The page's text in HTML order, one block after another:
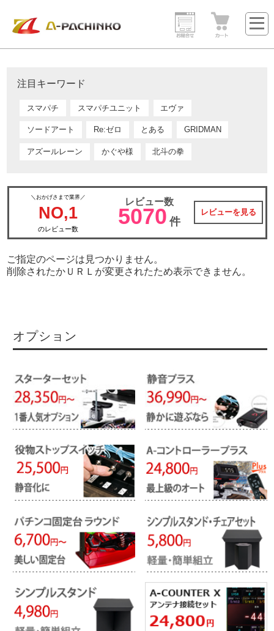
注目キーワード
スマパチ スマパチユニット エヴァ
ソードアート Re:ゼロ とある GRIDMAN
アズールレーン かぐや様 北斗の拳
＼おかげさまで業界／
NO,1
のレビュー数
レビュー数
5070 件
レビューを見る
ご指定のページは見つかりません。
削除されたかＵＲＬが変更されたため表示できません。
オプション